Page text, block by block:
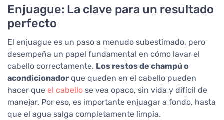
Enjuague: La clave para un resultado
perfecto
El enjuague es un paso a menudo subestimado, pero
desempeña un papel fundamental en cómo lavar el
cabello correctamente. Los restos de champú o
acondicionador que queden en el cabello pueden
hacer que el cabello se vea opaco, sin vida y difícil de
manejar. Por eso, es importante enjuagar a fondo, hasta
que el agua salga completamente limpia.